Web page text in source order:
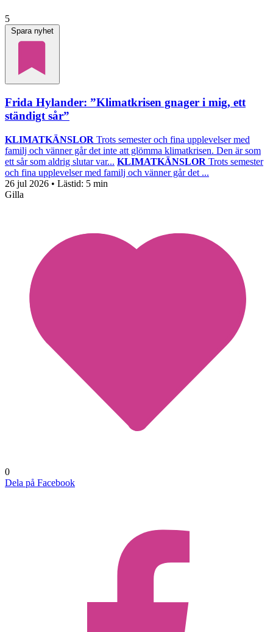
5
Spara nyhet
Frida Hylander: ”Klimatkrisen gnager i mig, ett
ständigt sår”
KLIMATKÄNSLOR Trots semester och fina upplevelser med
familj och vänner går det inte att glömma klimatkrisen. Den är som
ett sår som aldrig slutar var... KLIMATKÄNSLOR Trots semester
och fina upplevelser med familj och vänner går det ...
26 jul 2026 • Lästid: 5 min
Gilla
0
Dela på Facebook